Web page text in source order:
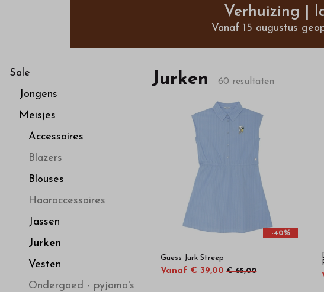
Bestel
kinderkleding
van
hoge
kwaliteit
onze
webshop
Verhuizing |
Vanaf 15 augustus
Sale
Jongens
Meisjes
Accessoires
Blazers
Blouses
Haaraccessoires
Jassen
Jurken
Vesten
Ondergoed - pyjama's
Jurken 60 resultaten
-40%
Guess Jurk Streep
Vanaf € 39,00 € 65,00